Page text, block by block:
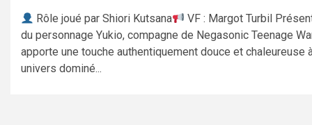
Rôle joué par Shiori Kutsana
VF : Margot Turbil
du personnage Yukio, compagne de Negasonic Teenage
apporte une touche authentiquement douce et chaleureuse
univers dominé...